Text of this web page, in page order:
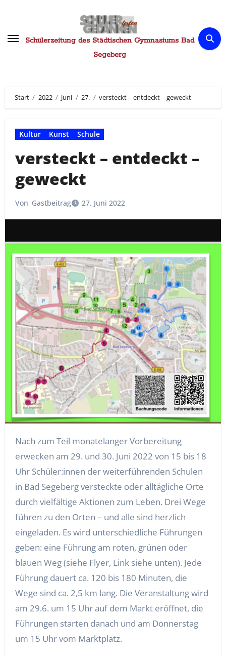
springenSchülerzeitung des Städtischen Gymnasiums Bad
Segeberg
Start 2022 Juni 27. versteckt – entdeckt – geweckt
Kultur Kunst Schule
versteckt – entdeckt –
geweckt
Von Gastbeitrag 27. Juni 2022
Nach zum Teil monatelanger Vorbereitung
erwecken am 29. und 30. Juni 2022 von 15 bis 18
Uhr Schüler:innen der weiterführenden Schulen
in Bad Segeberg versteckte oder alltägliche Orte
durch vielfältige Aktionen zum Leben. Drei Wege
führen zu den Orten – und alle sind herzlich
eingeladen. Es wird unterschiedliche Führungen
geben: eine Führung am roten, grünen oder
blauen Weg (siehe Flyer, Link siehe unten). Jede
Führung dauert ca. 120 bis 180 Minuten, die
Wege sind ca. 2,5 km lang. Die Veranstaltung wird
am 29.6. um 15 Uhr auf dem Markt eröffnet, die
Führungen starten danach und am Donnerstag
um 15 Uhr vom Marktplatz.